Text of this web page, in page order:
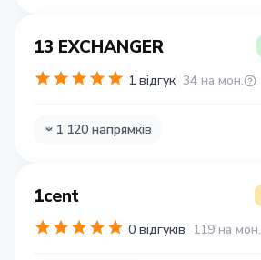
13 EXCHANGER
1 відгук 34 на мон.
1 120 напрямків
1cent
0 відгуків 119 на мон.